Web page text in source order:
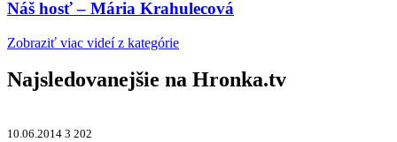
Náš hosť – Mária Krahulecová
Zobraziť viac videí z kategórie
Najsledovanejšie na Hronka.tv
10.06.2014 3 202